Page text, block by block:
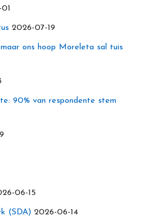
2026-07-19
ons hoop Moreleta sal tuis
90% van respondente stem
06-15
(SDA) 2026-06-14